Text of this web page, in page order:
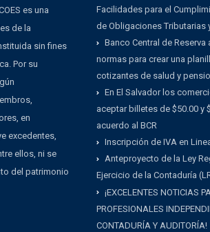
es una
de la
sin fines
Por su
en
excedentes,
ellos, ni se
del patrimonio
Facilidades para el
de Obligaciones Tributarias
Banco Central de Reserva
normas para crear una
cotizantes de salud y
En El Salvador los
aceptar billetes de $50.00 y
acuerdo al BCR
Inscripción de IVA en
Anteproyecto de la Ley
Ejercicio de la Contaduría
¡EXCELENTES NOTICIAS
PROFESIONALES
CONTADURÍA Y AUDITORÍA!